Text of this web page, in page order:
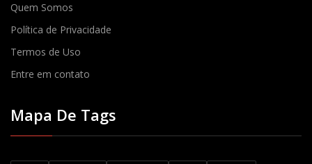
Quem Somos
Política de Privacidade
Termos de Uso
Entre em contato
Mapa De Tags